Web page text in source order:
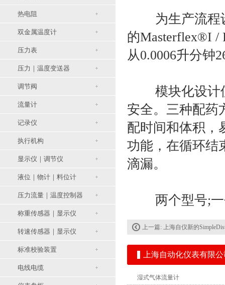
热电阻
双金属温度计
压力表
压力｜温度变送器
调节阀
流量计
记录仪
执行机构
显示仪｜调节仪
液位｜物计｜料位计
压力流量｜温度控制器
称重传感器｜显示仪
转速传感器｜显示仪
标准校验装置
电线电缆
为生产流程设
的Masterflex®I /
从0.0006升分钟
模块化设计使
安全。三种配药
配时间和体积，
功能，在循环结
滴漏。
两个型号;一
上一篇: 上海自仪新的SimpleDist微加热
上海自动化仪表有限
湿式气体流量计